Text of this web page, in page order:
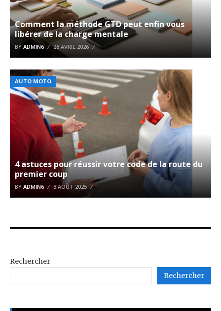
Comment la méthode GTD peut enfin vous
libérer de la charge mentale
BY ADMIN6 28 AVRIL 2026
AUTO MOTO
4 astuces pour réussir votre code de la route du
premier coup
BY ADMIN6 3 AOÛT 2025
Rechercher
Rechercher